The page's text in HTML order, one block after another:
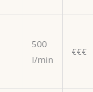
500
l/min
€€€